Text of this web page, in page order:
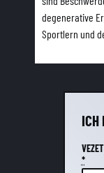
degenerative
Sportlern und
ICH
*